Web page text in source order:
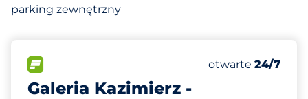
parking zewnętrzny
Galeria Kazimierz -
Liczba miejsc
Całkowita
Sobota
otwarte 24/7